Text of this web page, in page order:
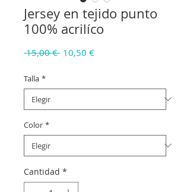
Jersey en tejido punto
100% acrilíco
15,00 € Precio
10,50 €Precio
Talla *
Color *
Cantidad *